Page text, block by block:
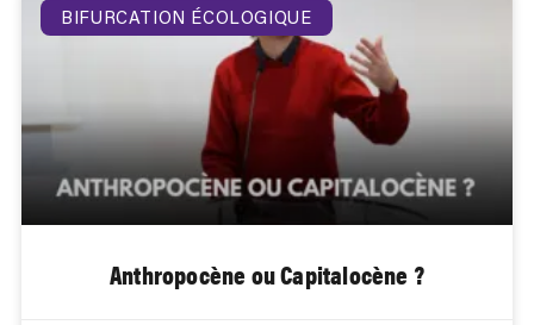
BIFURCATION ÉCOLOGIQUE
Anthropocène ou Capitalocène ?